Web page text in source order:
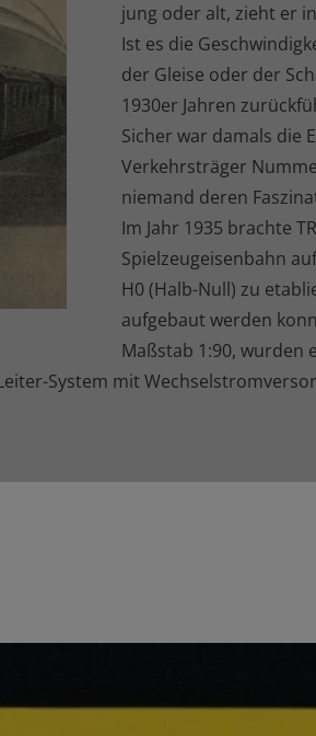
jung oder alt, zieht er
Ist es die
der Gleise oder der
1930er Jahren
Sicher war damals die
Verkehrsträger
niemand deren
Im Jahr 1935 brachte
Spielzeugeisenbahn
H0 (Halb-Null) zu
aufgebaut werden
Maßstab 1:90, wurden
System mit